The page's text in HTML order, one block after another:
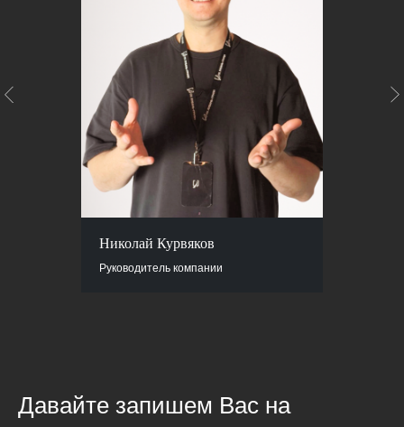
Николай Курвяков
Руководитель компании
Давайте запишем Вас на